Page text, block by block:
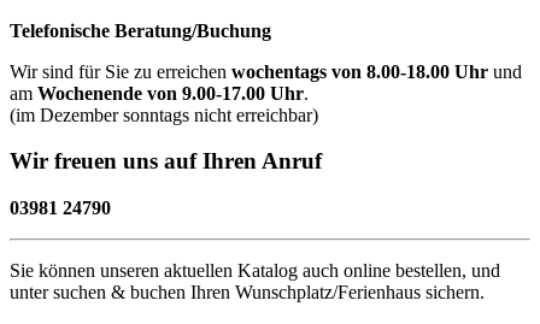
Telefonische Beratung/Buchung
Wir sind für Sie zu erreichen wochentags von 8.00-18.00 Uhr und
am Wochenende von 9.00-17.00 Uhr.
(im Dezember sonntags nicht erreichbar)
Wir freuen uns auf Ihren Anruf
03981 24790
Sie können unseren aktuellen Katalog auch online bestellen, und
unter suchen & buchen Ihren Wunschplatz/Ferienhaus sichern.